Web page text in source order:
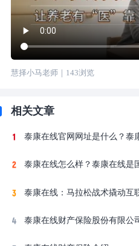
慧择小马老师｜ 143浏览
相关文章
泰康在线怎么样？泰康在线是
泰康在线：马拉松战术撬动互
泰康在线财产保险股份有限公